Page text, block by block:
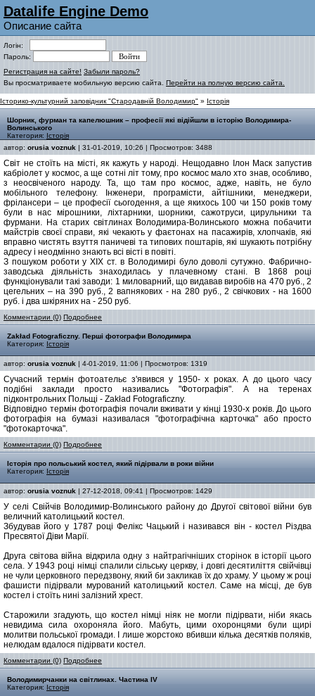
Datalife Engine Demo
Описание сайта
Логін:
Пароль:
Регистрация на сайте! Забыли пароль?
Вы просматриваете мобильную версию сайта. Перейти на полную версию сайта.
Історико-культурний заповідник "Стародавній Володимир" » Історія
Шорник, фурман та капелюшник – професії які відійшли в історію Володимира-
Волинського
Категория: Історія
автор: orusia voznuk | 31-01-2019, 10:26 | Просмотров: 3488
Світ не стоїть на місті, як кажуть у народі. Нещодавно Ілон Маск запустив
кабріолет у космос, а ще сотні літ тому, про космос мало хто знав, особливо,
з неосвіченого народу. Та, що там про космос, адже, навіть, не було
мобільного телефону. Інженери, програмісти, айтішники, менеджери,
фрілансери – це професії сьогодення, а ще якихось 100 чи 150 років тому
були в нас мірошники, ліхтарники, шорники, сажотруси, цирульники та
фурмани. На старих світлинах Володимира-Волинського можна побачити
майстрів своєї справи, які чекають у фаєтонах на пасажирів, хлопчаків, які
вправно чистять взуття паничеві та типових поштарів, які шукають потрібну
адресу і неодмінно знають всі вісті в повіті.
З пошуком роботи у ХІХ ст. в Володимирі було доволі сутужно. Фабрично-
заводська діяльність знаходилась у плачевному стані. В 1868 році
функціонували такі заводи: 1 миловарний, що видавав виробів на 470 руб., 2
цегельних – на 390 руб., 2 вапнякових - на 280 руб., 2 свічкових - на 1600
руб. і два шкіряних на - 250 руб.
Комментарии (0) Подробнее
Zakład Fotograficzny. Перші фотографи Володимира
Категория: Історія
автор: orusia voznuk | 4-01-2019, 11:06 | Просмотров: 1319
Сучасний термін фотоательє з'явився у 1950- х роках. А до цього часу
подібні заклади просто називались "Фотографія". А на теренах
підконтрольних Польщі - Zakład Fotograficzny.
Відповідно термін фотографія почали вживати у кінці 1930-х років. До цього
фотографія на бумазі називалася "фотографічна карточка" або просто
"фотокарточка".
Комментарии (0) Подробнее
Історія про польський костел, який підірвали в роки війни
Категория: Історія
автор: orusia voznuk | 27-12-2018, 09:41 | Просмотров: 1429
У селі Свійчів Володимир-Волинського району до Другої світової війни був
величний католицький костел.
Збудував його у 1787 році Фелікс Чацький і називався він - костел Різдва
Пресвятої Діви Марії.
Друга світова війна відкрила одну з найтрагічніших сторінок в історії цього
села. У 1943 році німці спалили сільську церкву, і довгі десятиліття свійчівці
не чули церковного передзвону, який би закликав їх до храму. У цьому ж році
фашисти підірвали мурований католицький костел. Саме на місці, де був
костел і стоїть нині залізний хрест.
Старожили згадують, що костел німці ніяк не могли підірвати, ніби якась
невидима сила охороняла його. Мабуть, цими охоронцями були щирі
молитви польської громади. І лише жорстоко вбивши кілька десятків поляків,
нелюдам вдалося підірвати костел.
Комментарии (0) Подробнее
Володимирчанки на світлинах. Частина IV
Категория: Історія